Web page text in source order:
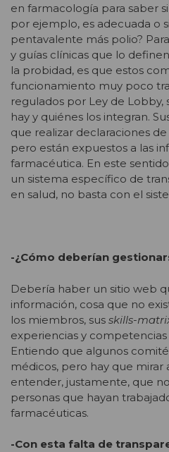
en farmacología para saber
por ejemplo, es adecuada o
pentavalente más polio?
y guías clínicas que lo
la probidad, es que estos
funcionamiento muy poco
regulados por Ley de Lobby,
hay y quiénes los integran.
que realizar declaraciones
pero están expuestos a las
farmacéutica. En este
un sistema específico de
en salud, no basta con el
-¿Cómo deberían
Debería haber un sitio web
información, cosa que no
los miembros, sus skills-
experiencias y
Entiendo que algunos
médicos, pero hay que mirar
entender, justamente, que
personas que hayan
farmacéuticas.
-Con esta falta de